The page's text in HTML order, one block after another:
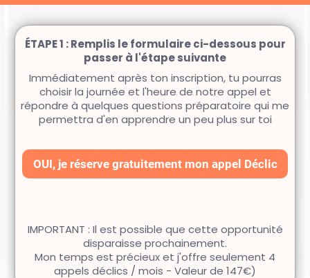
ÉTAPE 1 : Remplis le formulaire ci-dessous pour
passer à l'étape suivante
Immédiatement après ton inscription, tu pourras
choisir la journée et l'heure de notre appel et
répondre à quelques questions préparatoire qui me
permettra d'en apprendre un peu plus sur toi
OUI, je réserve gratuitement mon appel Déclic
IMPORTANT : Il est possible que cette opportunité
disparaisse prochainement.
Mon temps est précieux et j'offre seulement 4
appels déclics / mois - Valeur de 147€)